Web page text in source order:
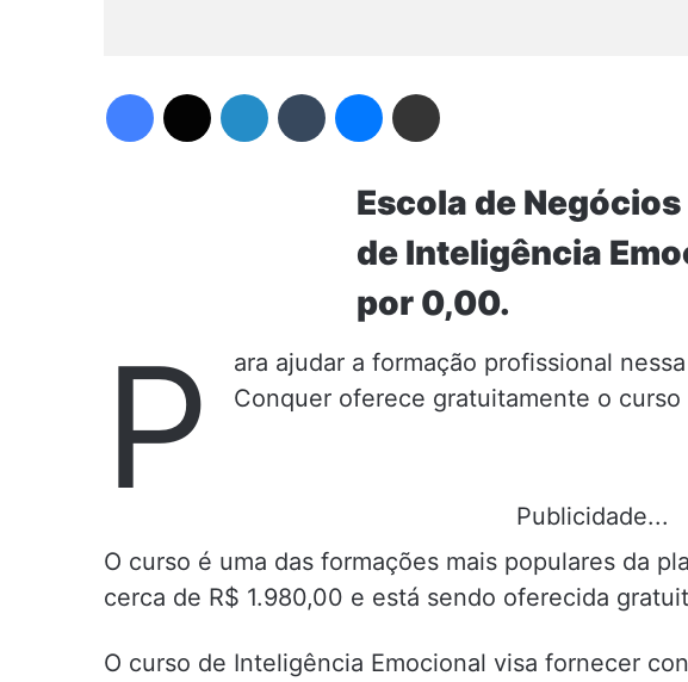
Escola de
de Inteligência
por 0,00.
P
ara ajudar a formação profissional
Conquer oferece gratuitamente o
Publicidade...
O curso é uma das formações mais populares da
cerca de R$ 1.980,00 e está sendo oferecida
O curso de Inteligência Emocional visa fornecer